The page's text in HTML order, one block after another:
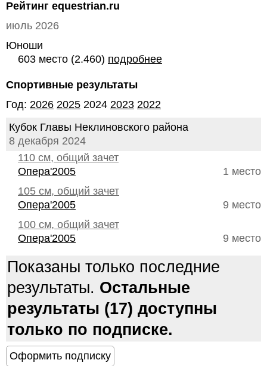
Рейтинг equestrian.ru
июль 2026
Юноши
603 место (2.460) подробнее
Спортивные результаты
Год: 2026 2025 2024 2023 2022
Кубок Главы Неклиновского района
8 декабря 2024
110 см, общий зачет
1 место
Опера'2005
105 см, общий зачет
9 место
Опера'2005
100 см, общий зачет
9 место
Опера'2005
Показаны только последние
результаты. Остальные
результаты (17) доступны
только по подписке.